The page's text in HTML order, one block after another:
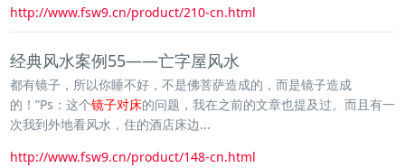
http://www.fsw9.cn/product/210-cn.html
经典风水案例55——亡字屋风水
都有镜子，所以你睡不好，不是佛菩萨造成的，而是镜子造成
的！”Ps：这个镜子对床的问题，我在之前的文章也提及过。而且有一
次我到外地看风水，住的酒店床边...
http://www.fsw9.cn/product/148-cn.html